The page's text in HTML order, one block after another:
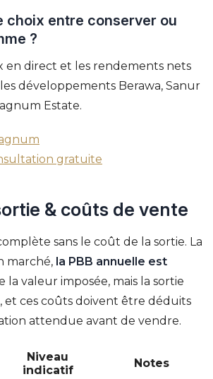
choix entre conserver ou
?
en direct et les rendements nets
développements Berawa, Sanur
Estate.
gratuite
& coûts de vente
sans le coût de la sortie. La
marché, la PBB annuelle est
la valeur imposée, mais la sortie
et ces coûts doivent être déduits
attendue avant de vendre.
Niveau
indicatif
Notes